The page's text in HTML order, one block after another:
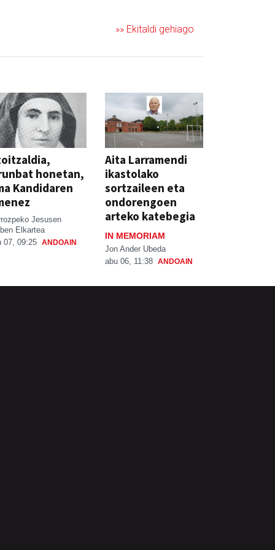
»» Ekitaldi gehiago
honetan,
Kandidaren
Jesusen
Elkartea
07, 09:25 ANDOAIN
Aita Larramendi
ikastolako
sortzaileen eta
ondorengoen
arteko katebegia
IN MEMORIAM
Jon Ander Ubeda
abu 06, 11:38 ANDOAIN